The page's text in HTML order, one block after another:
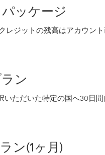
ッケージ
レジットの残高はアカウン
ン
いただいた特定の国へ30日
ン(1ヶ月)